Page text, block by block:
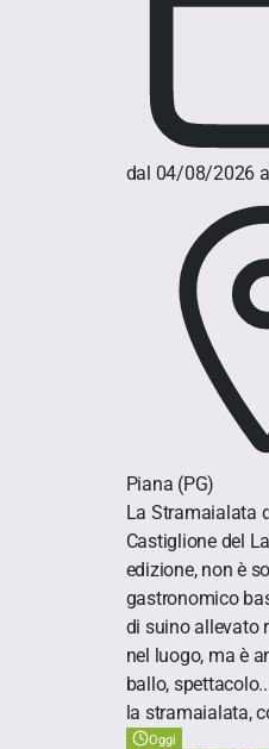
dal 04/08/2026
Piana (PG)
La Stramaialata
Castiglione del
edizione, non è
gastronomico
di suino allevato
nel luogo, ma è
ballo,
la stramaialata,
Oggi